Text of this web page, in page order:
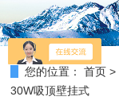
您的位置： 首页 >
30W吸顶壁挂式